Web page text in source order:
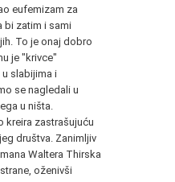
eufemizam za
bi zatim i sami
To je onaj dobro
je "krivce"
slabijima i
se nagledali u
u ništa.
kreira zastrašujuću
društva. Zanimljiv
Waltera Thirska
oženivši